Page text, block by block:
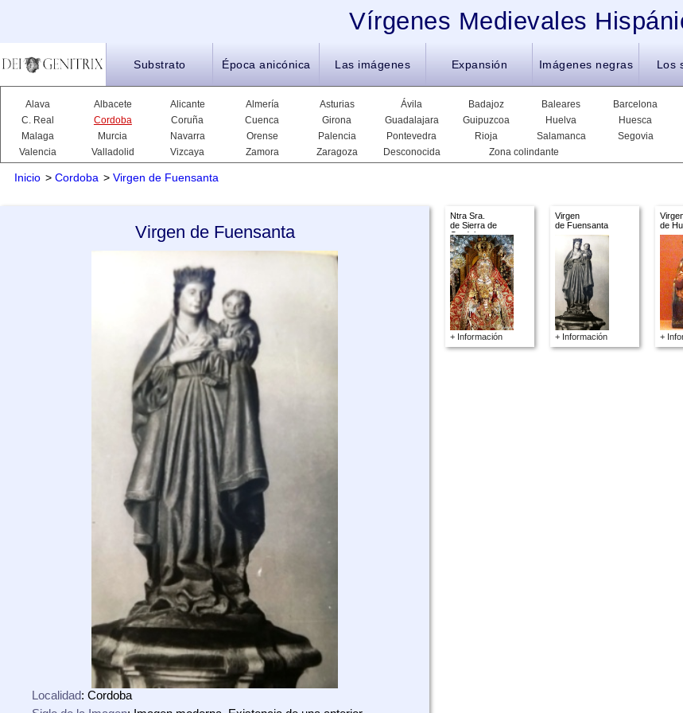
Vírgenes Medievales
Substrato Época anicónica Las imágenes Expansión Imágenes negras Los
Alava Albacete Alicante Almería Asturias Ávila Badajoz Baleares Barcelona
C. Real
Cordoba Coruña Cuenca Girona Guadalajara Guipuzcoa Huelva Huesca
Malaga
Murcia Navarra Orense Palencia Pontevedra Rioja Salamanca Segovia
Valencia
Valladolid Vizcaya Zamora Zaragoza Desconocida Zona colindante
Inicio > Cordoba > Virgen de Fuensanta
Virgen de Fuensanta
Localidad: Cordoba
Ntra Sra.
de Sierra de
Cordoba
+ Información
Virgen
de Fuensanta
+ Información
de
+